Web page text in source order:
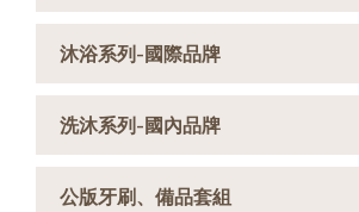
沐浴系列-國際品牌
洗沐系列-國內品牌
公版牙刷、備品套組